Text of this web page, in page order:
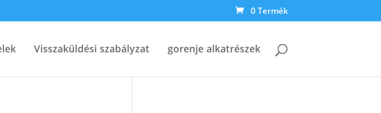
0 Termék
Visszaküldési szabályzat gorenje alkatrészek